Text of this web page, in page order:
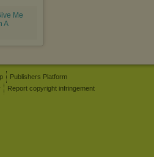
Me
A
Publishers Platform
Report copyright infringement